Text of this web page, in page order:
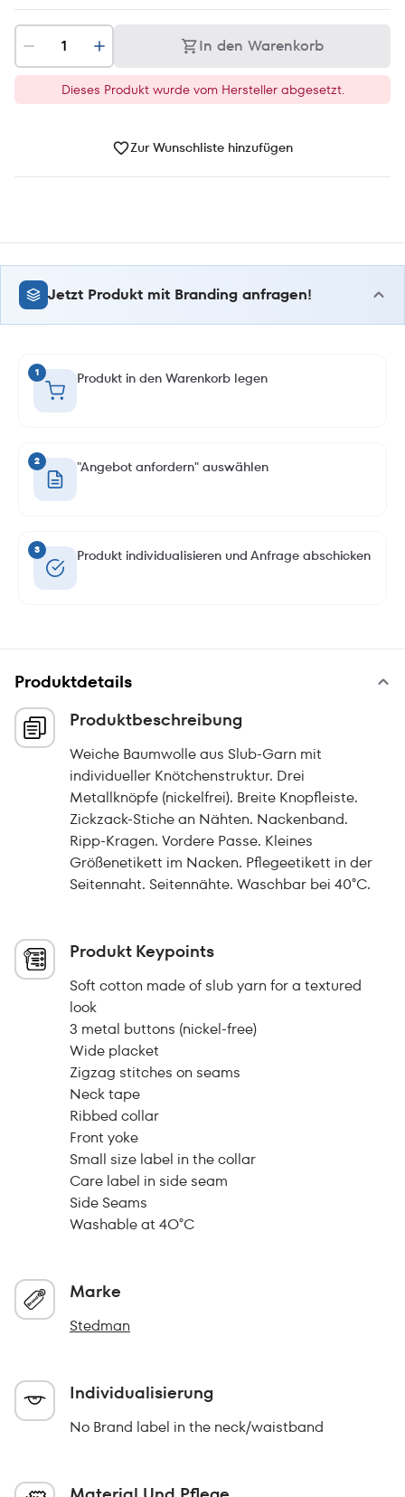
In den Warenkorb
Dieses Produkt wurde vom Hersteller abgesetzt.
Zur Wunschliste hinzufügen
Jetzt Produkt mit Branding anfragen!
1 Produkt in den Warenkorb legen
2 "Angebot anfordern" auswählen
3 Produkt individualisieren und Anfrage abschicken
Produktdetails
Produktbeschreibung
Weiche Baumwolle aus Slub-Garn mit
individueller Knötchenstruktur. Drei
Metallknöpfe (nickelfrei). Breite Knopfleiste.
Zickzack-Stiche an Nähten. Nackenband.
Ripp-Kragen. Vordere Passe. Kleines
Größenetikett im Nacken. Pflegeetikett in der
Seitennaht. Seitennähte. Waschbar bei 40°C.
Produkt Keypoints
Soft cotton made of slub yarn for a textured
look
3 metal buttons (nickel-free)
Wide placket
Zigzag stitches on seams
Neck tape
Ribbed collar
Front yoke
Small size label in the collar
Care label in side seam
Side Seams
Washable at 4O°C
Marke
Stedman
Individualisierung
No Brand label in the neck/waistband